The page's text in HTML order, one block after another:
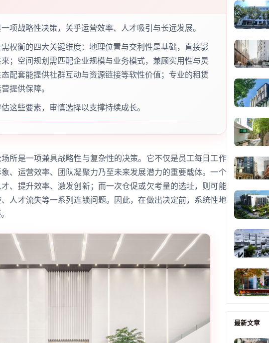
项战略性决策，关乎运营效率、人才吸引与长远发展。
权衡的四大关键维度：地理位置与交利性是基础，直接影
；空间规划需匹配企业规模与业务模式，兼顾实用性与灵
配套能提供社群互动与资源链接等软性价值；专业的租赁
提供保障。
这些要素，审慎选择以支撑持续成长。
所是一项兼具战略性与复杂性的决策。它不仅是员工每日工作
、运营效率、团队凝聚力乃至未来发展潜力的重要载体。一个
、提升效率、激发创新；而一次仓促或欠考量的选址，则可能
人才流失等一系列连锁问题。因此，在做出决定前，系统性地
最新文章